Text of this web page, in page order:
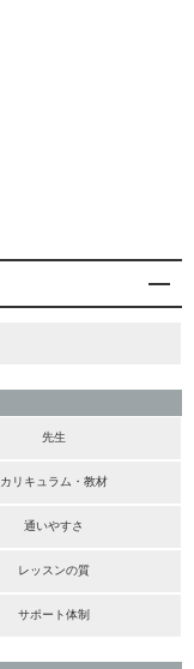
先生
カリキュラム・教材
通いやすさ
レッスンの質
サポート体制